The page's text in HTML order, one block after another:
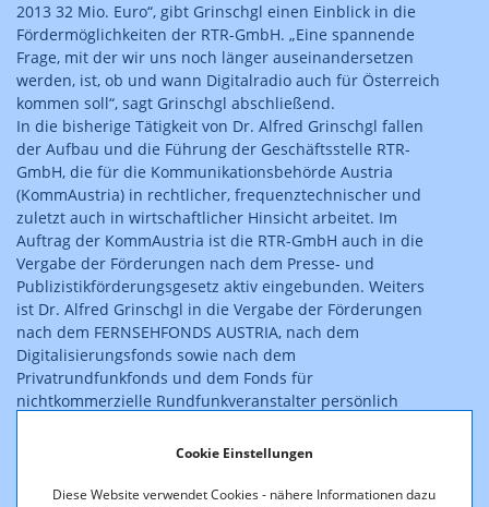
Cookie Einstellungen
Diese Website verwendet Cookies - nähere Informationen dazu
2013 32 Mio. Euro“, gibt Grinschgl einen Einblick in die
Fördermöglichkeiten der RTR-GmbH. „Eine spannende
Frage, mit der wir uns noch länger auseinandersetzen
werden, ist, ob und wann Digitalradio auch für Österreich
kommen soll“, sagt Grinschgl abschließend.
In die bisherige Tätigkeit von Dr. Alfred Grinschgl fallen
der Aufbau und die Führung der Geschäftsstelle RTR-
GmbH, die für die Kommunikationsbehörde Austria
(KommAustria) in rechtlicher, frequenztechnischer und
zuletzt auch in wirtschaftlicher Hinsicht arbeitet. Im
Auftrag der KommAustria ist die RTR-GmbH auch in die
Vergabe der Förderungen nach dem Presse- und
Publizistik­förderungsgesetz aktiv eingebunden. Weiters
ist Dr. Alfred Grinschgl in die Vergabe der Förderungen
nach dem FERNSEHFONDS AUSTRIA, nach dem
Digitalisierungsfonds sowie nach dem
Privatrundfunkfonds und dem Fonds für
nichtkommerzielle Rundfunk­veranstalter persönlich
Vor seiner Tätigkeit in der RTR-GmbH war Dr. Alfred
(heute Medien Group) tätig. Zuerst als schreibender